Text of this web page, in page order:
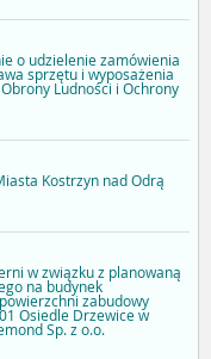
o udzielenie zamówienia
sprzętu i wyposażenia
Ludności i Ochrony
Kostrzyn nad Odrą
w związku z planowaną
na budynek
zabudowy
Osiedle Drzewice w
Sp. z o.o.